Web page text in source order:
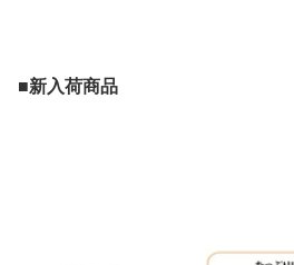
■新入荷商品